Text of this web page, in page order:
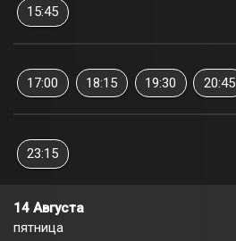
15:45
17:00 18:15 19:30 20:45
23:15
14 Августа
пятница